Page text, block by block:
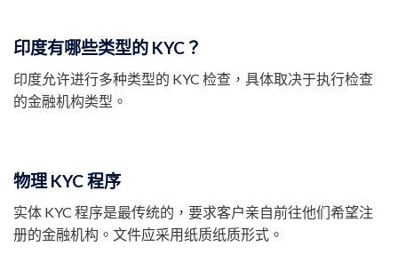
印度有哪些类型的 KYC？
印度允许进行多种类型的 KYC 检查，具体取决于执行检查
的金融机构类型。
物理 KYC 程序
实体 KYC 程序是最传统的，要求客户亲自前往他们希望注
册的金融机构。文件应采用纸质纸质形式。